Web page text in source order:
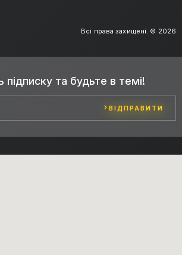
Всі права захищені. © 2026
підписку та будьте в темі!
ВІДПРАВИТИ